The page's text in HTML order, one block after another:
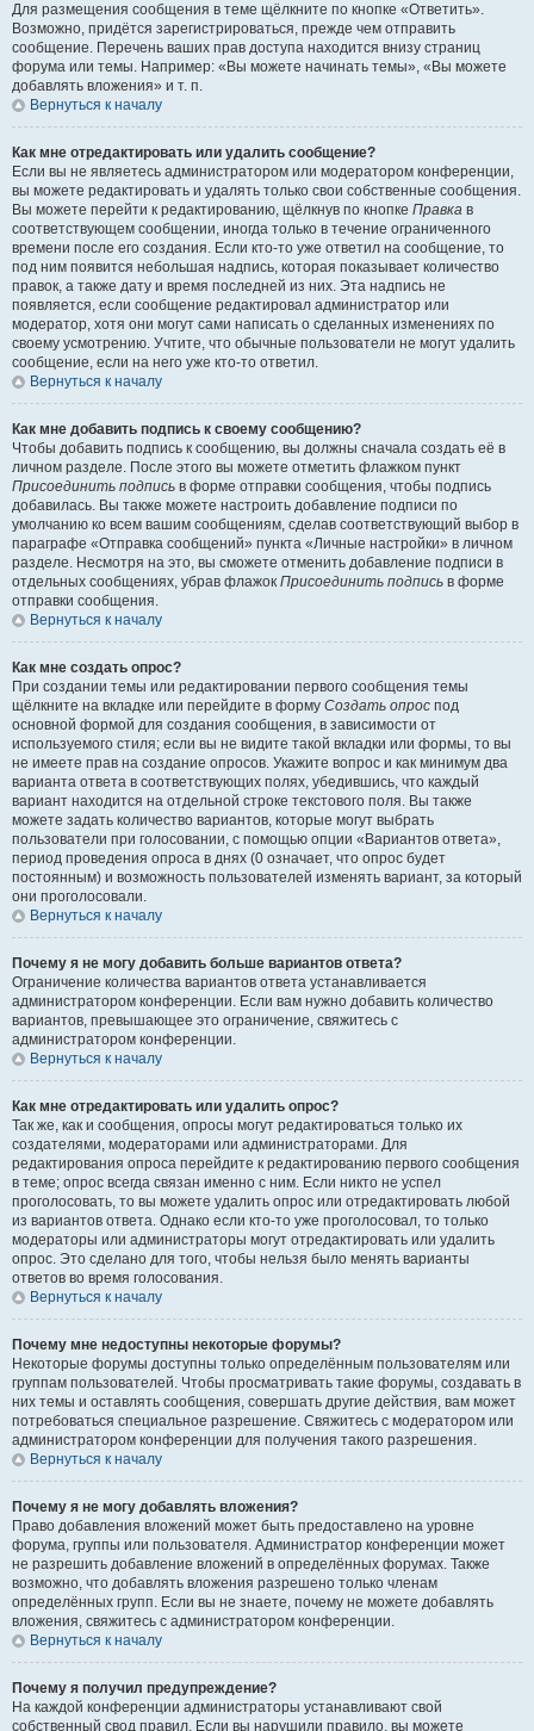
Для размещения сообщения в теме щёлкните по кнопке «Ответить».
Возможно, придётся зарегистрироваться, прежде чем отправить
сообщение. Перечень ваших прав доступа находится внизу страниц
форума или темы. Например: «Вы можете начинать темы», «Вы можете
добавлять вложения» и т. п.
Вернуться к началу
Как мне отредактировать или удалить сообщение?
Если вы не являетесь администратором или модератором конференции,
вы можете редактировать и удалять только свои собственные сообщения.
Вы можете перейти к редактированию, щёлкнув по кнопке Правка в
соответствующем сообщении, иногда только в течение ограниченного
времени после его создания. Если кто-то уже ответил на сообщение, то
под ним появится небольшая надпись, которая показывает количество
правок, а также дату и время последней из них. Эта надпись не
появляется, если сообщение редактировал администратор или
модератор, хотя они могут сами написать о сделанных изменениях по
своему усмотрению. Учтите, что обычные пользователи не могут удалить
сообщение, если на него уже кто-то ответил.
Вернуться к началу
Как мне добавить подпись к своему сообщению?
Чтобы добавить подпись к сообщению, вы должны сначала создать её в
личном разделе. После этого вы можете отметить флажком пункт
Присоединить подпись в форме отправки сообщения, чтобы подпись
добавилась. Вы также можете настроить добавление подписи по
умолчанию ко всем вашим сообщениям, сделав соответствующий выбор в
параграфе «Отправка сообщений» пункта «Личные настройки» в личном
разделе. Несмотря на это, вы сможете отменить добавление подписи в
отдельных сообщениях, убрав флажок Присоединить подпись в форме
отправки сообщения.
Вернуться к началу
Как мне создать опрос?
При создании темы или редактировании первого сообщения темы
щёлкните на вкладке или перейдите в форму Создать опрос под
основной формой для создания сообщения, в зависимости от
используемого стиля; если вы не видите такой вкладки или формы, то вы
не имеете прав на создание опросов. Укажите вопрос и как минимум два
варианта ответа в соответствующих полях, убедившись, что каждый
вариант находится на отдельной строке текстового поля. Вы также
можете задать количество вариантов, которые могут выбрать
пользователи при голосовании, с помощью опции «Вариантов ответа»,
период проведения опроса в днях (0 означает, что опрос будет
постоянным) и возможность пользователей изменять вариант, за который
они проголосовали.
Вернуться к началу
Почему я не могу добавить больше вариантов ответа?
Ограничение количества вариантов ответа устанавливается
администратором конференции. Если вам нужно добавить количество
вариантов, превышающее это ограничение, свяжитесь с
администратором конференции.
Вернуться к началу
Как мне отредактировать или удалить опрос?
Так же, как и сообщения, опросы могут редактироваться только их
создателями, модераторами или администраторами. Для
редактирования опроса перейдите к редактированию первого сообщения
в теме; опрос всегда связан именно с ним. Если никто не успел
проголосовать, то вы можете удалить опрос или отредактировать любой
из вариантов ответа. Однако если кто-то уже проголосовал, то только
модераторы или администраторы могут отредактировать или удалить
опрос. Это сделано для того, чтобы нельзя было менять варианты
ответов во время голосования.
Вернуться к началу
Почему мне недоступны некоторые форумы?
Некоторые форумы доступны только определённым пользователям или
группам пользователей. Чтобы просматривать такие форумы, создавать в
них темы и оставлять сообщения, совершать другие действия, вам может
потребоваться специальное разрешение. Свяжитесь с модератором или
администратором конференции для получения такого разрешения.
Вернуться к началу
Почему я не могу добавлять вложения?
Право добавления вложений может быть предоставлено на уровне
форума, группы или пользователя. Администратор конференции может
не разрешить добавление вложений в определённых форумах. Также
возможно, что добавлять вложения разрешено только членам
определённых групп. Если вы не знаете, почему не можете добавлять
вложения, свяжитесь с администратором конференции.
Вернуться к началу
Почему я получил предупреждение?
На каждой конференции администраторы устанавливают свой
собственный свод правил. Если вы нарушили правило, вы можете